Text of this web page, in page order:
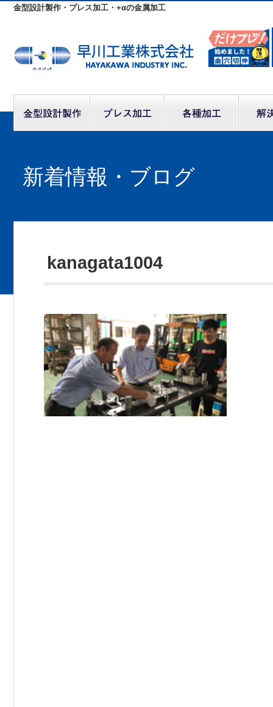
金型設計製作・プレス加工・+αの金属加工
新着情報・ブログ
kanagata1004